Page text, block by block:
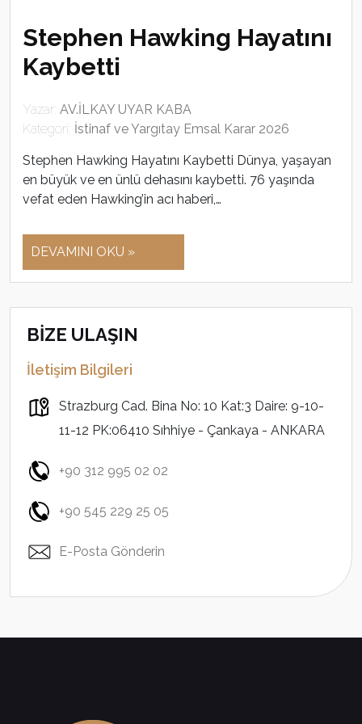
Stephen Hawking Hayatını
Kaybetti
Yazar: AV.İLKAY UYAR KABA
Kategori: İstinaf ve Yargıtay Emsal Karar 2026
Stephen Hawking Hayatını Kaybetti Dünya, yaşayan
en büyük ve en ünlü dehasını kaybetti. 76 yaşında
vefat eden Hawking’in acı haberi,…
DEVAMINI OKU »
BİZE ULAŞIN
İletişim Bilgileri
Strazburg Cad. Bina No: 10 Kat:3 Daire: 9-10-
11-12 PK:06410 Sıhhiye - Çankaya - ANKARA
+90 312 995 02 02
+90 545 229 25 05
E-Posta Gönderin